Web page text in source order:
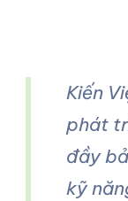
Kiến
phát
đầy
kỹ